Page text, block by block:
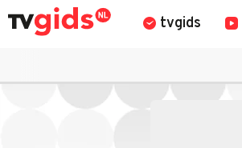
tvgids